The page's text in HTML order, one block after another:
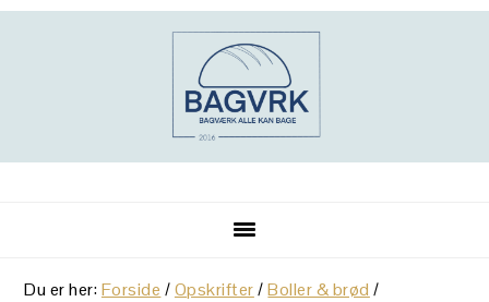
Gå
Skip
Gå
Du er her:Forside /Opskrifter / Boller & brød /